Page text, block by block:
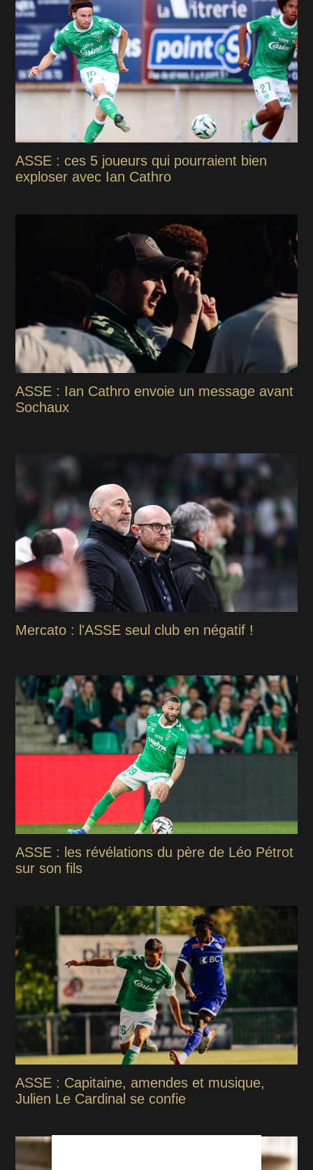
ASSE : ces 5 joueurs qui pourraient bien
exploser avec Ian Cathro
ASSE : Ian Cathro envoie un message avant
Sochaux
Mercato : l'ASSE seul club en négatif !
ASSE : les révélations du père de Léo Pétrot
sur son fils
ASSE : Capitaine, amendes et musique,
Julien Le Cardinal se confie